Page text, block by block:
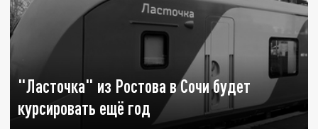
"Ласточка" из Ростова в Сочи будет
курсировать ещё год